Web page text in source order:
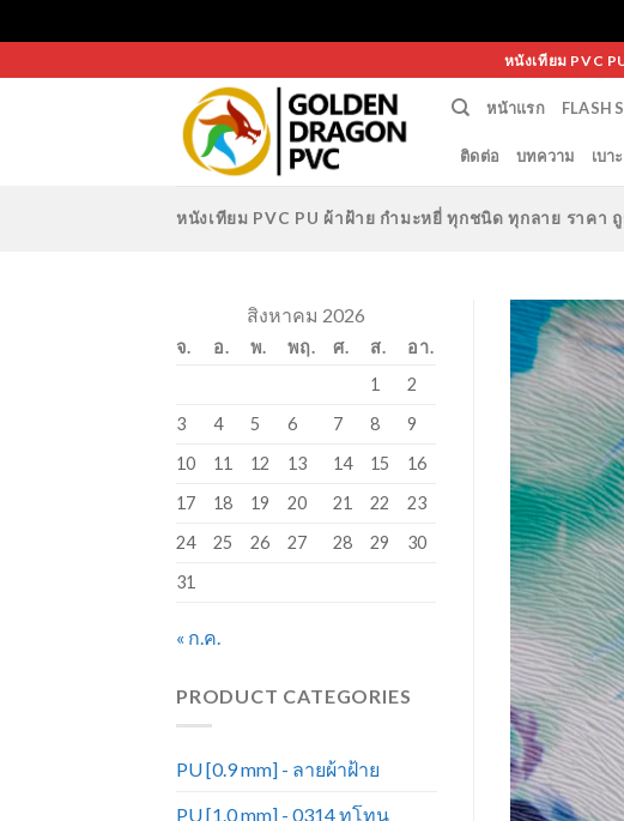
to
หนังเทียม PVC
หน้าแรก FLASH
ติดต่อ บทความ เบา
หนังเทียม PVC PU ผ้าฝ้าย กำมะหยี่ ทุกชนิด ทุกลาย ราคา
สิงหาคม 2026
จ. อ. พ. พฤ. ศ. ส.
อา.
1
2
3
4 5 6 7 8
9
10
11 12 13 14 15
16
17
18 19 20 21 22
23
24
25 26 27 28 29
30
31
« ก.ค.
PRODUCT CATEGORIES
PU [0.9 mm] - ลายผ้าฝ้าย
PU [1.0 mm] - 0314 ทูโทน